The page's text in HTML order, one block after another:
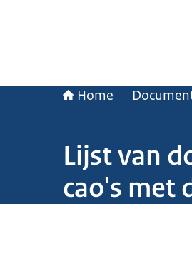
Home
Lijst van
cao's met